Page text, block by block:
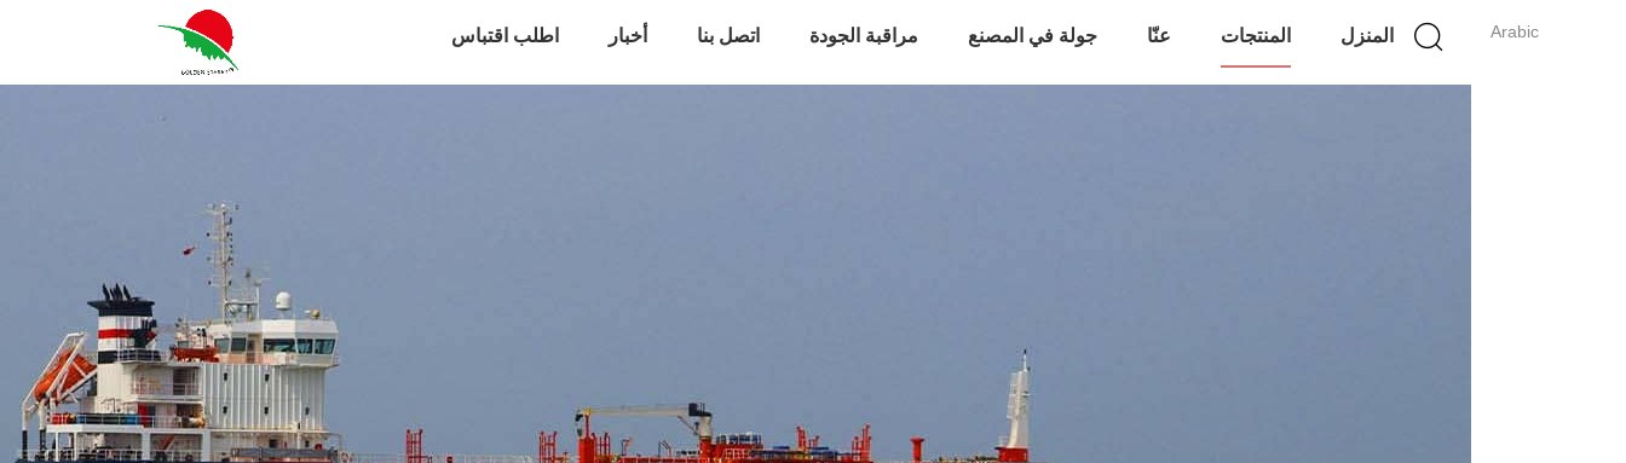
Arabic المنزل المنتجات عنّا جولة في المصنع مراقبة الجودة اتصل بنا أخبار اطلب اقتباس